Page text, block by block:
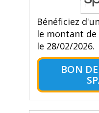
Bénéficiez
le montant
le 28/02/2026.
BON